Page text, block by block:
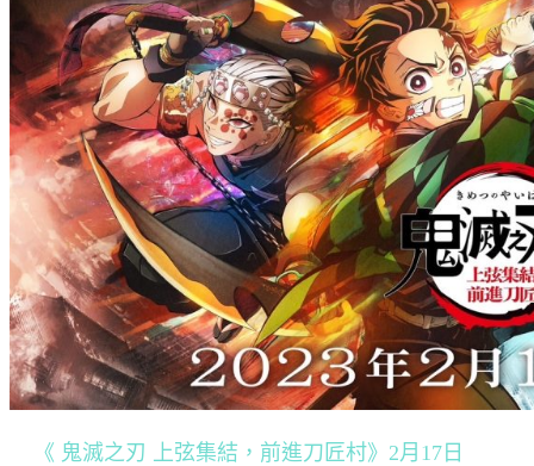
《 鬼滅之刃 上弦集結，前進刀匠村》2月17日